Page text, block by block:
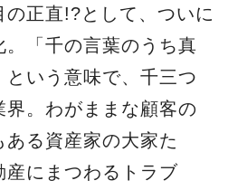
正直!?として、ついに
。「千の言葉のうち真
いう意味で、千三つ
界。わがままな顧客の
る資産家の大家た
産にまつわるトラブ